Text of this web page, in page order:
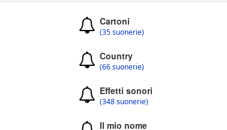
Cartoni
(35 suonerie)
Country
(66 suonerie)
Effetti sonori
(348 suonerie)
Il mio nome